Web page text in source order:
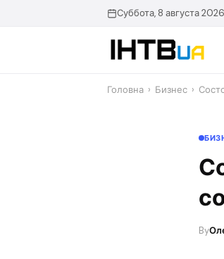
Суббота, 8 августа 2026
Головна › Бизнес ›
By